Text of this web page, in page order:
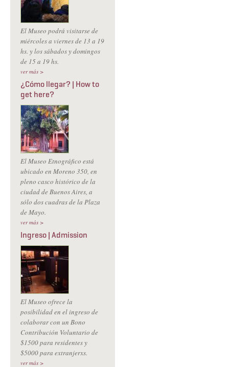
El Museo podrá visitarse de
miércoles a viernes de 13 a 19
hs. y los sábados y domingos
de 15 a 19 hs.
ver más >
¿Cómo llegar? | How to
get here?
El Museo Etnográfico está
ubicado en Moreno 350, en
pleno casco histórico de la
ciudad de Buenos Aires, a
sólo dos cuadras de la Plaza
de Mayo.
ver más >
Ingreso | Admission
El Museo ofrece la
posibilidad en el ingreso de
colaborar con un Bono
Contribución Voluntario de
$1500 para residentes y
$5000 para extranjerxs.
ver más >